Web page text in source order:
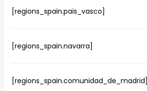
[regions_spain.pais_vasco]
[regions_spain.navarra]
[regions_spain.comunidad_de_madrid]